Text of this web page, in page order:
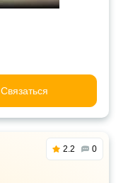
Связаться
2.2 0